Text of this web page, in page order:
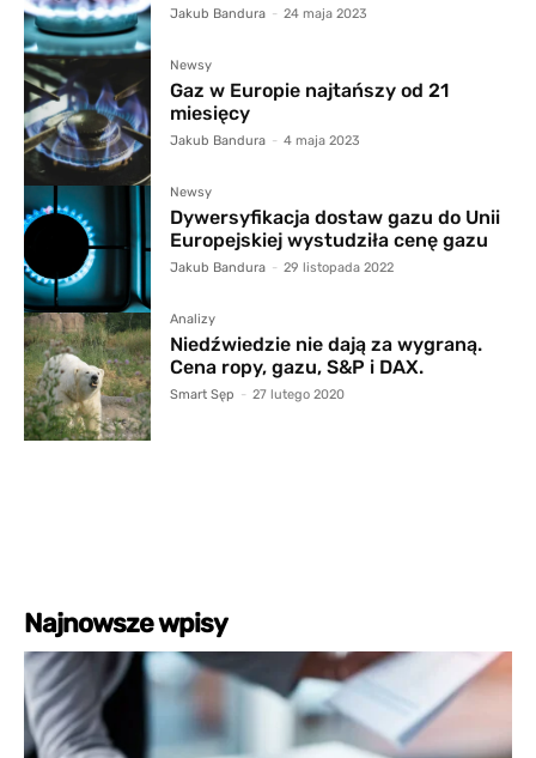
Jakub Bandura - 24 maja 2023
Newsy
Gaz w Europie najtańszy od 21
miesięcy
Jakub Bandura - 4 maja 2023
Newsy
Dywersyfikacja dostaw gazu do Unii
Europejskiej wystudziła cenę gazu
Jakub Bandura - 29 listopada 2022
Analizy
Niedźwiedzie nie dają za wygraną.
Cena ropy, gazu, S&P i DAX.
Smart Sęp - 27 lutego 2020
Najnowsze wpisy